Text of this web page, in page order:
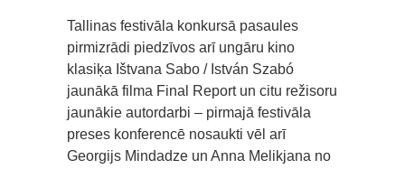
Tallinas festivāla konkursā pasaules
pirmizrādi piedzīvos arī ungāru kino
klasiķa Ištvana Sabo / István Szabó
jaunākā filma Final Report un citu režisoru
jaunākie autordarbi – pirmajā festivāla
preses konferencē nosaukti vēl arī
Georgijs Mindadze un Anna Melikjana no